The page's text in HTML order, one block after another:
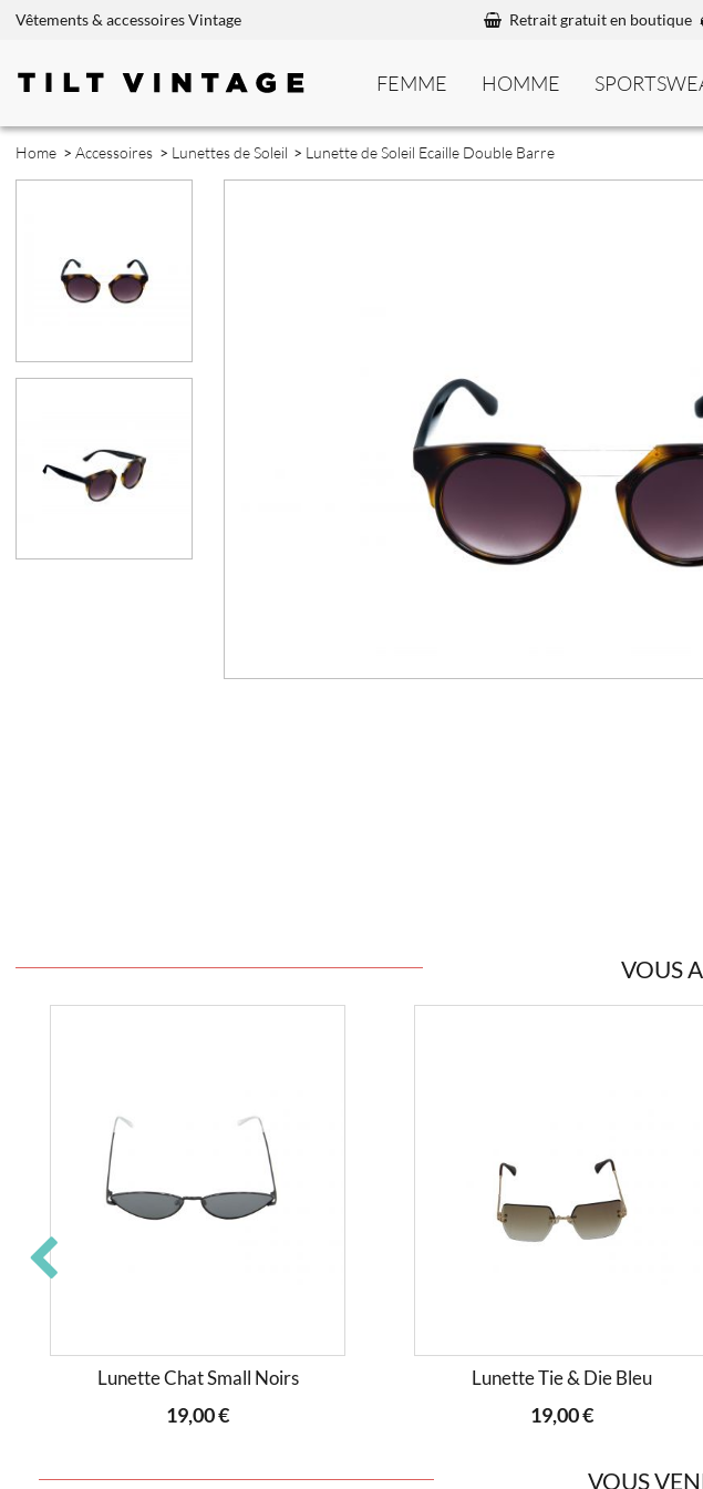
Vêtements & accessoires Vintage Retrait gratuit en boutique
FEMME HOMME
Home > Accessoires > Lunettes de Soleil > Lunette de Soleil Ecaille Double Barre
VOUS
Lunette Chat Small Noirs
19,00 €
Lunette Tie & Die Bleu
19,00 €
VOUS